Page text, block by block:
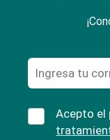
Acepto el